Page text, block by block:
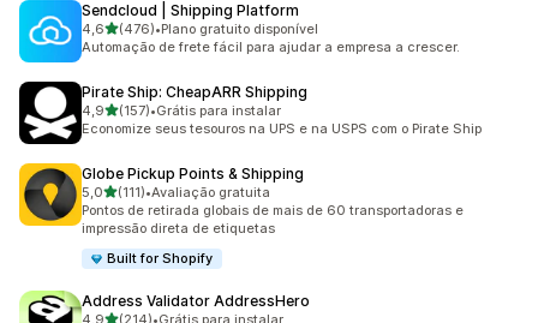
Sendcloud | Shipping Platform
4,6de 5 estrelas
(476)
476 avaliações ao todo
•Plano gratuito disponível
Automação de frete fácil para ajudar a empresa a crescer.
Pirate Ship: CheapARR Shipping
4,9de 5 estrelas
(157)
157 avaliações ao todo
•Grátis para instalar
Economize seus tesouros na UPS e na USPS com o Pirate Ship
Globe Pickup Points & Shipping
5,0de 5 estrelas
(111)
111 avaliações ao todo
•Avaliação gratuita
Pontos de retirada globais de mais de 60 transportadoras e
impressão direta de etiquetas
Built for Shopify
Address Validator AddressHero
4,9de 5 estrelas
(214)•Grátis para instalar